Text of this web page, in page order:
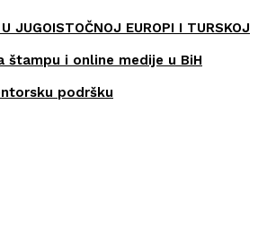
JUGOISTOČNOJ EUROPI I TURSKOJ
štampu i online medije u BiH
podršku